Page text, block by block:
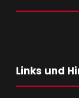
Links und